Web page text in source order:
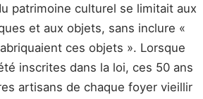
patrimoine culturel se limitait aux
et aux objets, sans inclure «
ces objets ». Lorsque
inscrites dans la loi, ces 50 ans
artisans de chaque foyer vieillir